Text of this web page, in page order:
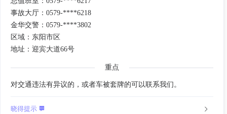
事故大厅：0579-****6218
金华交警：0579-****3802
区域：东阳市区
地址：迎宾大道66号
重点
对交通违法有异议的，或者车被套牌的可以联系我们。
晓得提示